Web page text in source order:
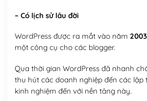
– Có lịch sử lâu đời
WordPress được ra mắt vào năm 2003
một công cụ cho các blogger.
Qua thời gian WordPress đã nhanh
thu hút các doanh nghiệp đến các lập
kinh nghiệm đến với nền tảng này.